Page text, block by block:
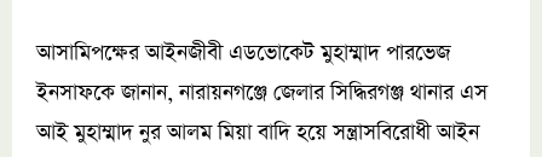
আসামিপক্ষের আইনজীবী এডভোকেট মুহাম্মাদ পারভেজ
ইনসাফকে জানান, নারায়নগঞ্জে জেলার সিদ্ধিরগঞ্জ থানার এস
আই মুহাম্মাদ নুর আলম মিয়া বাদি হয়ে সন্ত্রাসবিরোধী আইন